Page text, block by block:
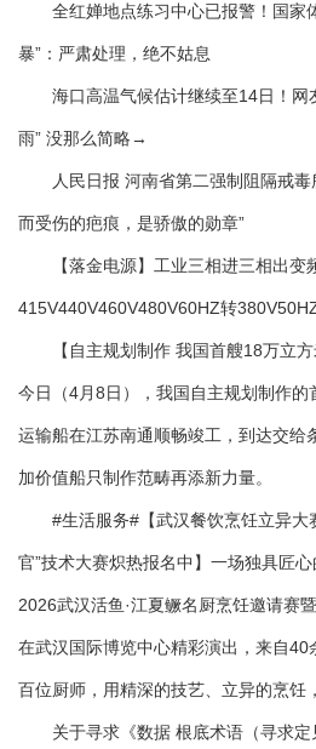
全红婵地点练习中心已报警！国家
暴”：严肃处理，绝不姑息
海口高温气候估计继续至14日！网
雨” 没那么简略→
人民日报 河南省第二强制阻隔戒毒
而受伤的疤痕，是骄傲的勋章”
【落金电源】工业三相进三相出变
415V440V460V480V60HZ转
【自主规划制作 我国首艘18万立方
今日（4月8日），我国自主规划制作
运输船在江苏南通顺畅竣工，到达交给
加价值船只制作范畴再添新力量。
#生活服务#【武汉餐饮烹饪立异大
官”技术大赛炽热报名中】一场独具匠
2026武汉活鱼·江夏鳜名厨烹饪邀请赛
在武汉国际博览中心精彩演出，来自40
百位厨师，用精深的技艺、立异的烹饪
关于寻求《数据 根底术语（寻求定